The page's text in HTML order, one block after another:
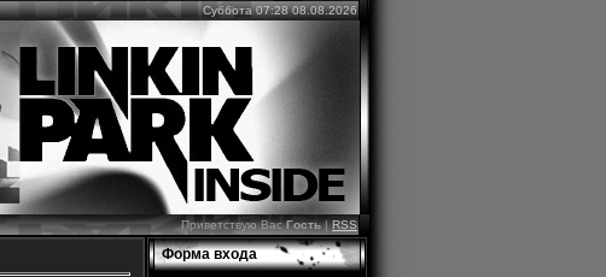
Суббота 07:28 08.08.2026
Приветствую ВасГость|RSS
Форма входа